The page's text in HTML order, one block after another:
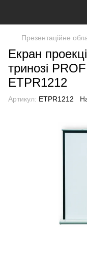
Презентаційне
Екран
тринозі
ETPR1212
Артикул: ETPR1212